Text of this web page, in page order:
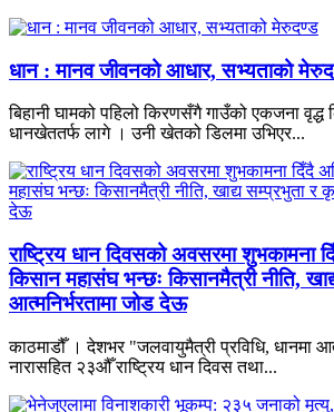
धान : मानव जीवनको आधार, सभ्यताको
बिहानी घामको पहिलो किरणसँगै गाउँको एकजना
धानखेततर्फ लागे । उनी खेतको डिलमा उभिएर...
राष्ट्रिय धान दिवसको अवसरमा शुभकामना
किसान महासंघ भन्छः किसानमैत्री नीति,
आत्मनिर्भरतामा जोड देऊ
काठमाडौँ । देशभर "जलवायुमैत्री प्रविधि, धानमा
नारासहित २३औँ राष्ट्रिय धान दिवस तथा...